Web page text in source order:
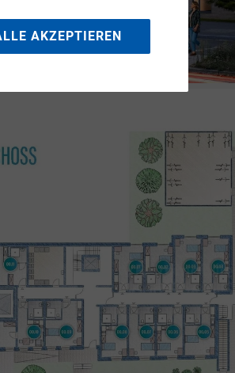
AKZEPTIEREN